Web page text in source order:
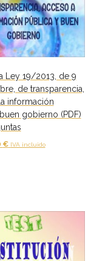
Ley 19/2013, de 9
de transparencia,
información
gobierno (PDF)
€ElIVA incluido